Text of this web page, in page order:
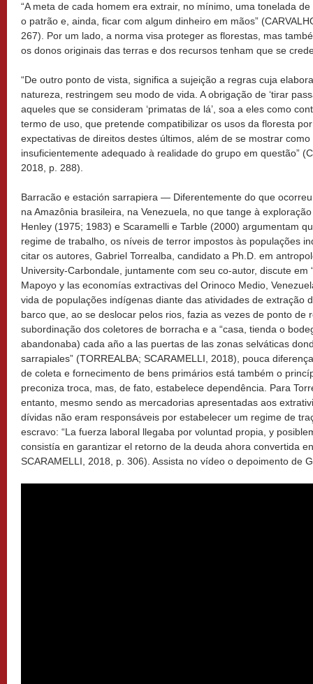
“A meta de cada homem era extrair, no mínimo, uma tonelada
o patrão e, ainda, ficar com algum dinheiro em mãos”
267). Por um lado, a norma visa proteger as florestas, mas
os donos originais das terras e dos recursos tenham que se
“De outro ponto de vista, significa a sujeição a regras cuja
natureza, restringem seu modo de vida. A obrigação de ‘tirar
aqueles que se consideram ‘primatas de lá’, soa a eles como
termo de uso, que pretende compatibilizar os usos da floresta
expectativas de direitos destes últimos, além de se mostrar
insuficientemente adequado à realidade do grupo em questão”
2018, p. 288).
Barracão e estación sarrapiera — Diferentemente do que
na Amazônia brasileira, na Venezuela, no que tange à
Henley (1975; 1983) e Scaramelli e Tarble (2000) argumentam
regime de trabalho, os níveis de terror impostos às populações
citar os autores, Gabriel Torrealba, candidato a Ph.D. em
University-Carbondale, juntamente com seu co-autor, discute em
Mapoyo y las economías extractivas del Orinoco Medio,
vida de populações indígenas diante das atividades de extração
barco que, ao se deslocar pelos rios, fazia as vezes de ponto de
subordinação dos coletores de borracha e a “casa, tienda o
abandonaba) cada año a las puertas de las zonas selváticas
sarrapiales” (TORREALBA; SCARAMELLI, 2018), pouca
de coleta e fornecimento de bens primários está também o
preconiza troca, mas, de fato, estabelece dependência. Para
entanto, mesmo sendo as mercadorias apresentadas aos
dívidas não eram responsáveis por estabelecer um regime de
escravo: “La fuerza laboral llegaba por voluntad propia, y
consistía en garantizar el retorno de la deuda ahora convertida
SCARAMELLI, 2018, p. 306). Assista no vídeo o depoimento de